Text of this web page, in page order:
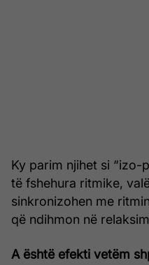
Ky parim njihet si “izo-
të fshehura ritmike,
sinkronizohen me
që ndihmon në
A është efekti vetëm